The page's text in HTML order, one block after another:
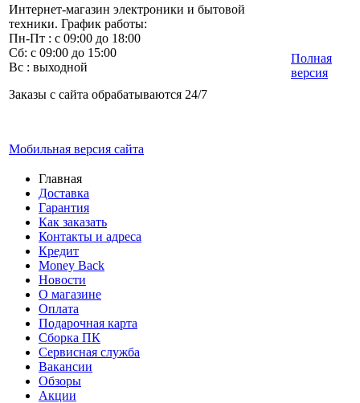
Интернет-магазин электроники и бытовой
техники. График работы:
Пн-Пт : с 09:00 до 18:00
Сб: с 09:00 до 15:00
Вс : выходной
Заказы с сайта обрабатываются 24/7
Мобильная версия сайта
Полная
версия
Главная
Доставка
Гарантия
Как заказать
Контакты и адреса
Кредит
Money Back
Новости
О магазине
Оплата
Подарочная карта
Сборка ПК
Сервисная служба
Вакансии
Обзоры
Акции